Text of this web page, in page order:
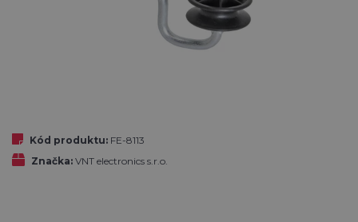
Kód produktu: FE-8113
Značka: VNT electronics s.r.o.